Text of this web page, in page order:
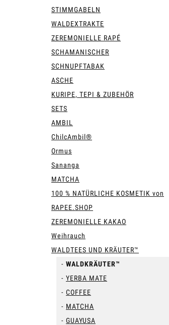
STIMMGABELN
WALDEXTRAKTE
ZEREMONIELLE RAPÉ
SCHAMANISCHER
SCHNUPFTABAK
ASCHE
KURIPE, TEPI & ZUBEHÖR
SETS
AMBIL
ChilcAmbil®
Ormus
Sananga
MATCHA
100 % NATÜRLICHE KOSMETIK von
RAPEE.SHOP
ZEREMONIELLE KAKAO
Weihrauch
WALDTEES UND KRÄUTER™
WALDKRÄUTER™
YERBA MATE
COFFEE
MATCHA
GUAYUSA